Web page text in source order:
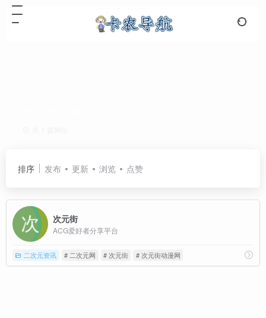
排序 发布 更新 浏览 点赞
次元街
ACG爱好者分享平台
二次元资讯 # 二次元网 # 次元街 # 次元街动漫网